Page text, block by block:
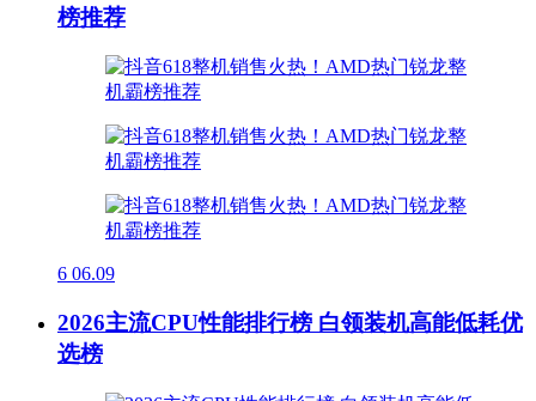
榜推荐
6 06.09
2026主流CPU性能排行榜 白领装机高能低耗优
选榜